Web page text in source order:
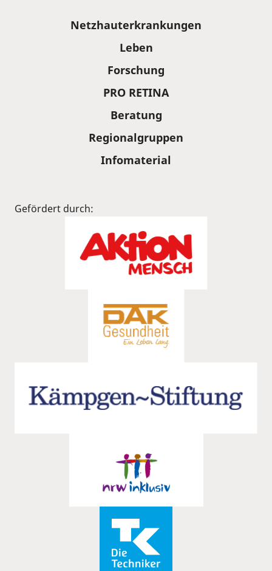
Netzhauterkrankungen
Leben
Forschung
PRO RETINA
Beratung
Regionalgruppen
Infomaterial
Gefördert durch: